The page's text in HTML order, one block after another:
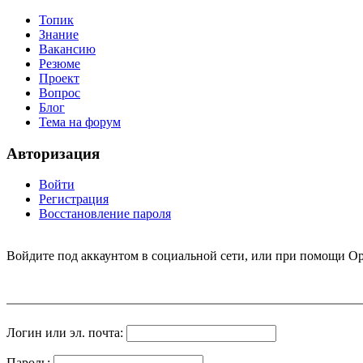
Топик
Знание
Вакансию
Резюме
Проект
Вопрос
Блог
Тема на форум
Авторизация
Войти
Регистрация
Восстановление пароля
Войдите под аккаунтом в социальной сети, или при помощи
Логин или эл. почта: